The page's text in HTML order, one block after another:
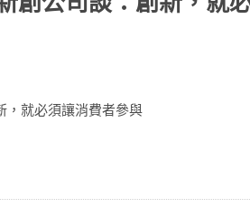
，就必須讓消費者參與